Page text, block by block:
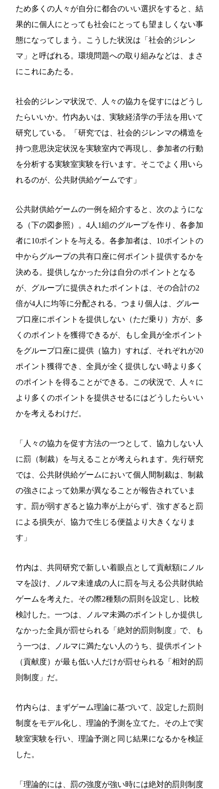
ため多くの人々が自分に都合のいい選択をすると、結
果的に個人にとっても社会にとっても望ましくない事
態になってしまう。こうした状況は「社会的ジレン
マ」と呼ばれる。環境問題への取り組みなどは、まさ
にこれにあたる。
社会的ジレンマ状況で、人々の協力を促すにはどうし
たらいいか。竹内あいは、実験経済学の手法を用いて
研究している。「研究では、社会的ジレンマの構造を
持つ意思決定状況を実験室内で再現し、参加者の行動
を分析する実験室実験を行います。そこでよく用いら
れるのが、公共財供給ゲームです」
公共財供給ゲームの一例を紹介すると、次のようにな
る（下の図参照）。4人1組のグループを作り、各参加
者に10ポイントを与える。各参加者は、10ポイントの
中からグループの共有口座に何ポイント提供するかを
決める。提供しなかった分は自分のポイントとなる
が、グループに提供されたポイントは、その合計の2
倍が4人に均等に分配される。つまり個人は、グルー
プ口座にポイントを提供しない（ただ乗り）方が、多
くのポイントを獲得できるが、もし全員が全ポイント
をグループ口座に提供（協力）すれば、それぞれが20
ポイント獲得でき、全員が全く提供しない時より多く
のポイントを得ることができる。この状況で、人々に
より多くのポイントを提供させるにはどうしたらいい
かを考えるわけだ。
「人々の協力を促す方法の一つとして、協力しない人
に罰（制裁）を与えることが考えられます。先行研究
では、公共財供給ゲームにおいて個人間制裁は、制裁
の強さによって効果が異なることが報告されていま
す。罰が弱すぎると協力率が上がらず、強すぎると罰
による損失が、協力で生じる便益より大きくなりま
す」
竹内は、共同研究で新しい着眼点として貢献額にノル
マを設け、ノルマ未達成の人に罰を与える公共財供給
ゲームを考えた。その際2種類の罰則を設定し、比較
検討した。一つは、ノルマ未満のポイントしか提供し
なかった全員が罰せられる「絶対的罰則制度」で、も
う一つは、ノルマに満たない人のうち、提供ポイント
（貢献度）が最も低い人だけが罰せられる「相対的罰
則制度」だ。
竹内らは、まずゲーム理論に基づいて、設定した罰則
制度をモデル化し、理論的予測を立てた。その上で実
験室実験を行い、理論予測と同じ結果になるかを検証
した。
「理論的には、罰の強度が強い時には絶対的罰則制度